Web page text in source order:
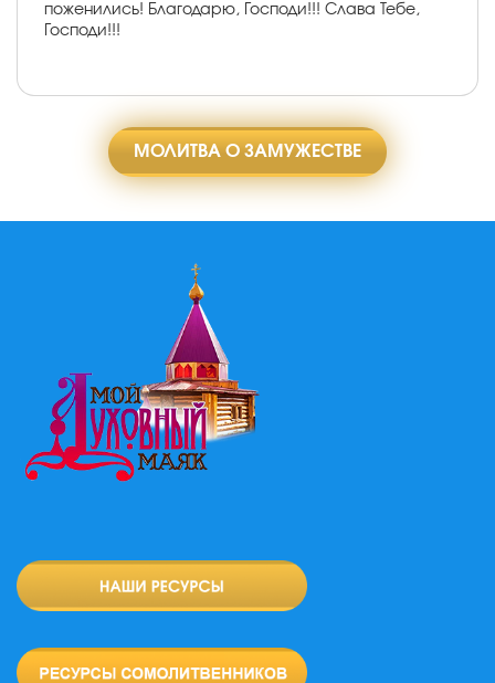
поженились! Благодарю, Господи!!! Слава Тебе,
Господи!!!
МОЛИТВА О ЗАМУЖЕСТВЕ